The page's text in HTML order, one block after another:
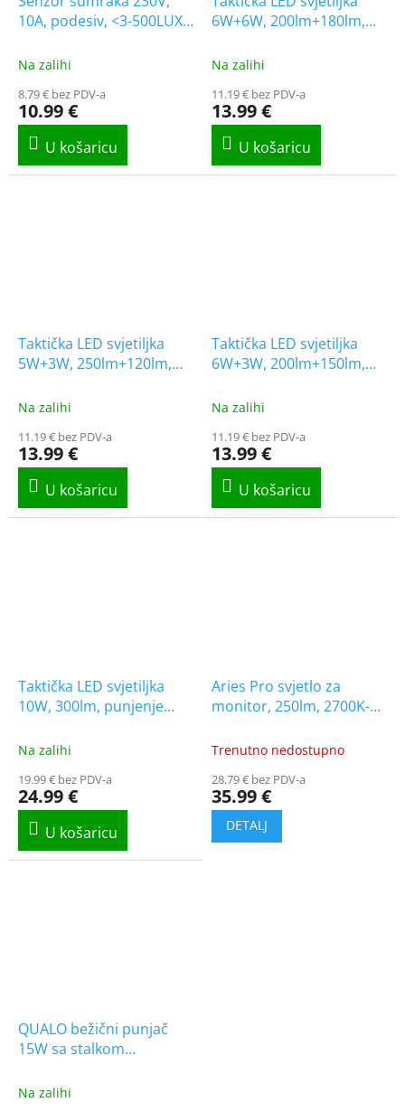
10A, podesiv, <3-500LUX,
Na zalihi
8.79 € bez PDV-a
10.99 €
6W+6W, 200lm+180lm,
[LA0211]
Na zalihi
11.19 € bez PDV-a
13.99 €
Taktička LED svjetiljka
5W+3W, 250lm+120lm,
[LA0209]
Na zalihi
11.19 € bez PDV-a
13.99 €
Taktička LED svjetiljka
6W+3W, 200lm+150lm,
rada, 1+2 gratis! [LA0210]
Na zalihi
11.19 € bez PDV-a
13.99 €
Taktička LED svjetiljka
10W, 300lm, punjenje
[LA0200]
Na zalihi
19.99 € bez PDV-a
24.99 €
Aries Pro svjetlo za
monitor, 250lm, 2700K-
Trenutno nedostupno
28.79 € bez PDV-a
35.99 €
QUALO bežični punjač
15W sa stalkom
Na zalihi